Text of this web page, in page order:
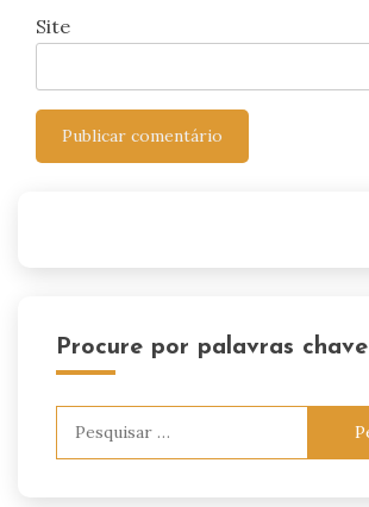
Site
Procure por palavras chave